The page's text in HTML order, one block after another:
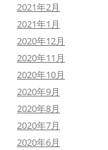
2021年2月
2021年1月
2020年12月
2020年11月
2020年10月
2020年9月
2020年8月
2020年7月
2020年6月